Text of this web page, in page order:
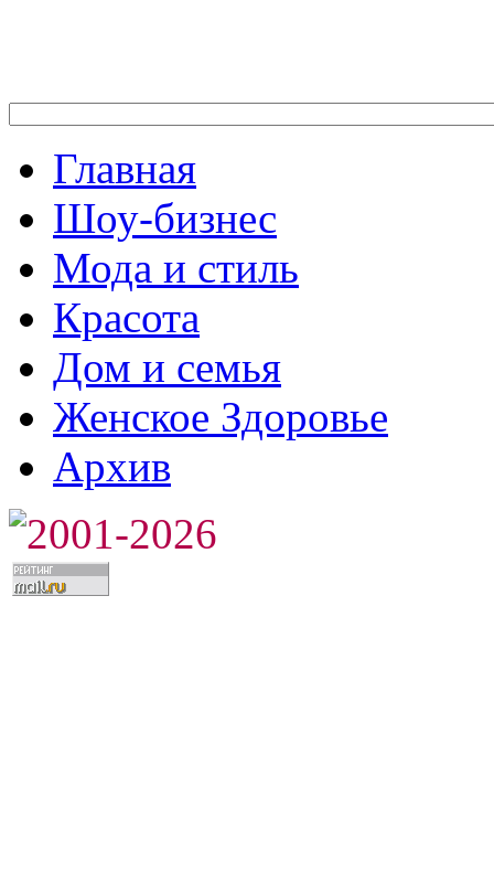
Главная
Шоу-бизнес
Мода и стиль
Красота
Дом и семья
Женское Здоровье
Архив
2001-2026